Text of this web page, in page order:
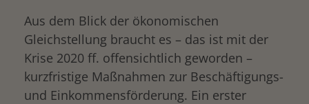
Aus dem Blick der ökonomischen
Gleichstellung braucht es – das ist mit der
Krise 2020 ff. offensichtlich geworden –
kurzfristige Maßnahmen zur Beschäftigungs-
und Einkommensförderung. Ein erster